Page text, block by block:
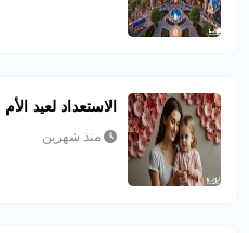
الاستعداد لعيد الأم
منذ شهرين